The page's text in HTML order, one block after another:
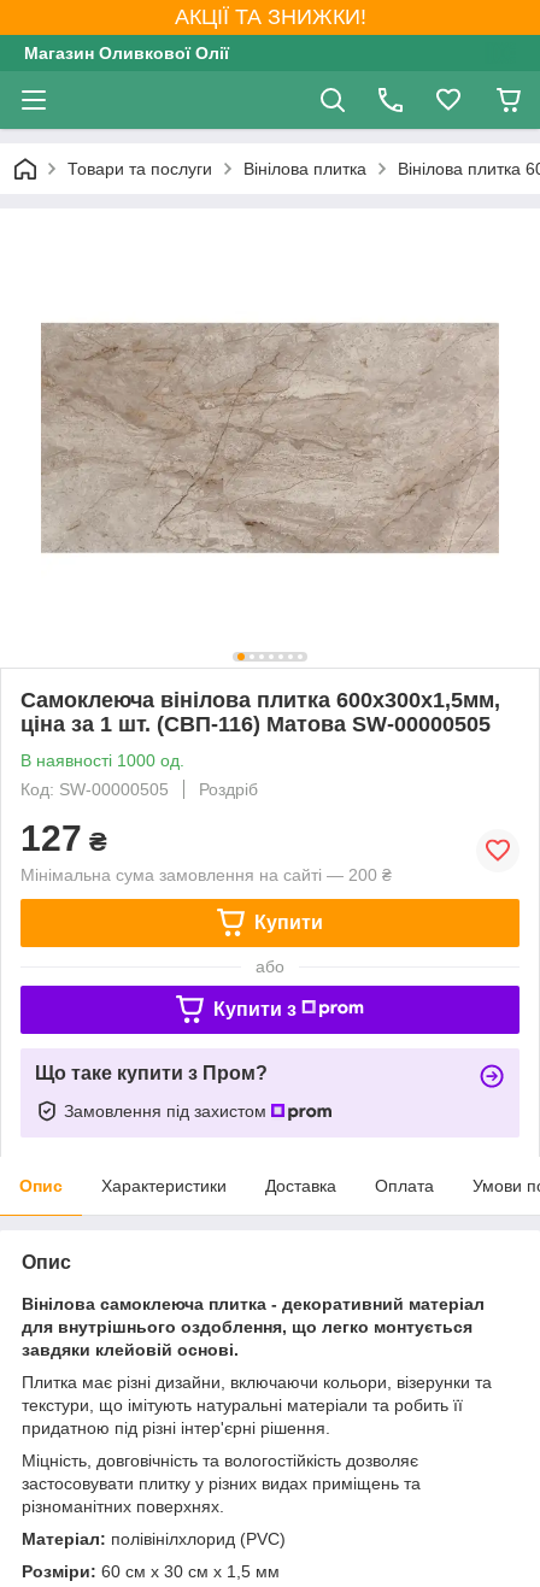
АКЦІЇ ТА ЗНИЖКИ!
Магазин Оливкової Олії
Товари та послуги Вінілова плитка Вінілова плитка
Самоклеюча вінілова плитка 600х300х1,5мм,
ціна за 1 шт. (СВП-116) Матова SW-00000505
В наявності 1000 од.
Код: SW-00000505
Роздріб
127 ₴
Мінімальна сума замовлення на сайті — 200 ₴
Купити
або
Купити з
Що таке купити з Пром?
Замовлення під захистом
Опис Характеристики Доставка Оплата Умови
Опис
Вінілова самоклеюча плитка - декоративний матеріал
для внутрішнього оздоблення, що легко монтується
завдяки клейовій основі.
Плитка має різні дизайни, включаючи кольори, візерунки та
текстури, що імітують натуральні матеріали та робить її
придатною під різні інтер'єрні рішення.
Міцність, довговічність та вологостійкість дозволяє
застосовувати плитку у різних видах приміщень та
різноманітних поверхнях.
Матеріал: полівінілхлорид (PVC)
Розміри: 60 см х 30 см х 1,5 мм